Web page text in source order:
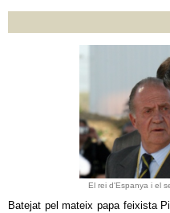
El rei d'Espanya i el
Batejat pel mateix papa feixista